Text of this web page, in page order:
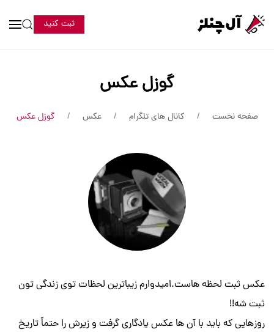
ثبت کنید
گوزل عکس
صفحه نخست کانال های تلگرام عکس گوزل عکس
عکس ثبت لحظه هاست.امیدوارم زیباترین لحظات توی زندگی تون
ثبت شه!!
روزهایی که باید با آن ها عکس یادگاری گرفت و زیرش را حتماً تاریخ